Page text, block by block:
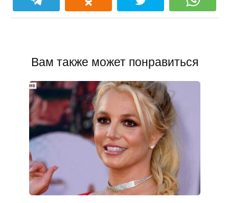
Вам также может понравиться